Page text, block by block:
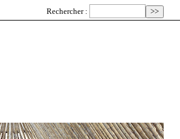
Rechercher :